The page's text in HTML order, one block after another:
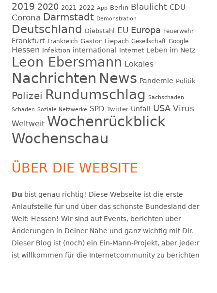
2019 2020 2021 2022 App Berlin Blaulicht CDU
Corona Darmstadt Demonstration
Deutschland Diebstahl EU Europa Feuerwehr
Frankfurt Frankreich Gaston Liepach Gesellschaft Google
Hessen Infektion international Internet Leben im Netz
Leon Ebersmann Lokales
Nachrichten News Pandemie Politik
Polizei Rundumschlag Sachschaden
Schaden Soziale Netzwerke SPD Twitter Unfall USA Virus
Weltweit Wochenrückblick
Wochenschau
ÜBER DIE WEBSITE
Du bist genau richtig! Diese Webseite ist die erste
Anlaufstelle für und über das schönste Bundesland der
Welt: Hessen! Wir sind auf Events, berichten über
Änderungen in Deiner Nähe und ganz wichtig mit Dir.
Dieser Blog ist (noch) ein Ein-Mann-Projekt, aber jede:r
ist willkommen für die Internetcommunity zu berichten